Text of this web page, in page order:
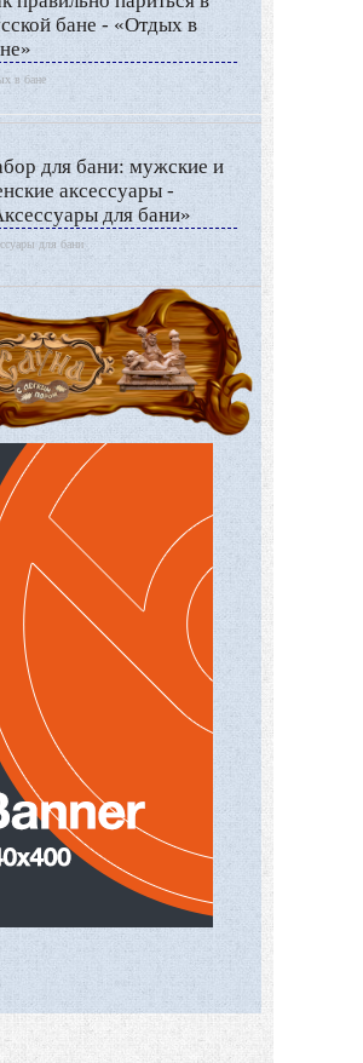
бане - «Отдых в
в бане
для бани: мужские и
аксессуары -
для бани»
для бани